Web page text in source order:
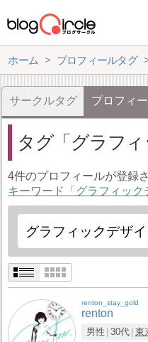
ホーム プロフィールタグ
サークルタグ プロフィ
タグ グラフ
4件のプロフィールが登録
キーワード「グラフィッ
renton_stay_gold
renton
男性 30代 東